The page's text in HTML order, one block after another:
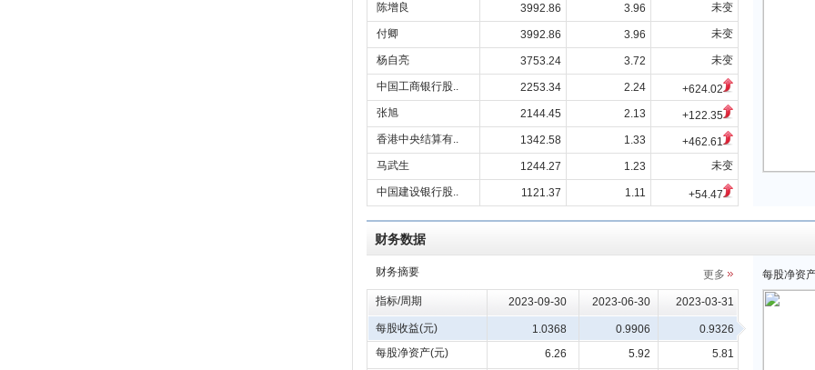
陈增良 3992.86 3.96 未变
付卿 3992.86 3.96 未变
杨自亮 3753.24 3.72 未变
中国工商银行股.. 2253.34 2.24
+624.02
张旭
2144.45 2.13
+122.35
香港中央结算有..
1342.58 1.33
+462.61
马武生
1244.27 1.23 未变
中国建设银行股.. 1121.37 1.11 +54.47
财务数据
更多
财务摘要
指标/周期 2023-09-30 2023-06-30 2023-03-31
每股收益(元) 1.0368 0.9906
0.9326
每股净资产(元)
6.26 5.92 5.81
每股净资